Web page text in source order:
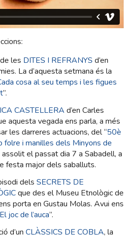
les DITES I REFRANYS d’en
La d’aquesta setmana és la
cosa al seu temps i les figues
”.
CASTELLERA d’en Carles
aquesta vegada ens parla, a més
les darreres actuacions, del “50è
folre i manilles dels Minyons de
assolit el passat dia 7 a Sabadell, a
festa major dels saballuts.
delsSECRETS DE
que des el Museu Etnològic de
porta en Gustau Molas. Avui ens
El joc de l’auca”.
d’unCLÀSSICS DE COBLA, la